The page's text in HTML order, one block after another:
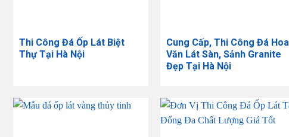
Thi Công Đá Ốp Lát Biệt
Thự Tại Hà Nội
Cung Cấp, Thi Công Đá Hoa
Văn Lát Sàn, Sảnh Granite
Đẹp Tại Hà Nội